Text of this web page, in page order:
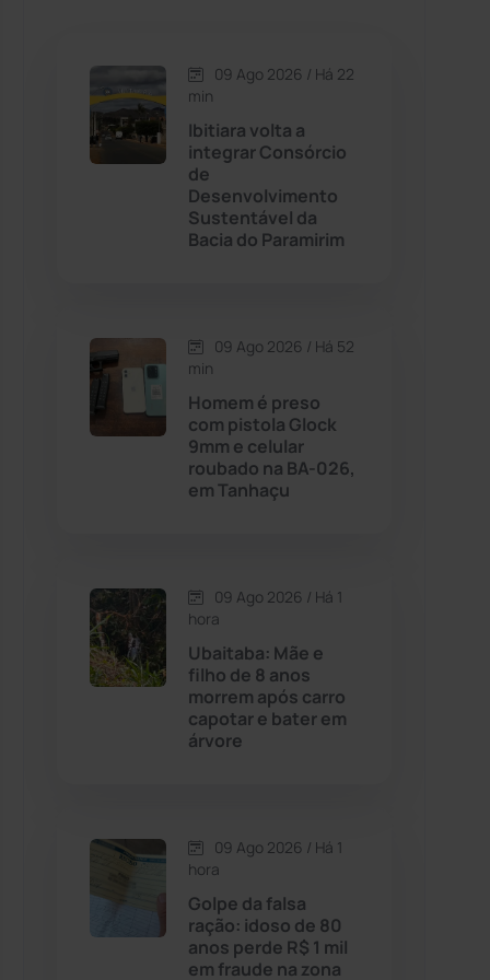
Caetité (1504)
Candiba
Cândido Sales
(103)
Caturama
Chapada Diamantina (430)
Cordeiros
Dom Basílio
(1236)
Érico Cardoso
Esportes
09 Ago 2026 / Há 22
min
Ibitiara volta a
integrar Consórcio
de
Desenvolvimento
Sustentável da
Bacia do Paramirim
09 Ago 2026 / Há 52
min
Homem é preso
com pistola Glock
9mm e celular
roubado na BA-026,
em Tanhaçu
09 Ago 2026 / Há 1
hora
Ubaitaba: Mãe e
filho de 8 anos
morrem após carro
capotar e bater em
árvore
09 Ago 2026 / Há 1
hora
Golpe da falsa
ração: idoso de 80
anos perde R$ 1 mil
em fraude na zona